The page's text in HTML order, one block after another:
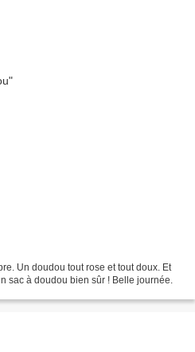
Un doudou tout rose et tout doux. Et
sac à doudou bien sûr ! Belle journée.